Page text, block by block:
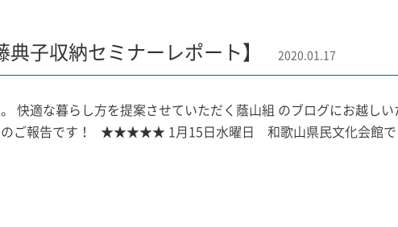
典子収納セミナーレポート】 2020.01.17
快適な暮らし方を提案させていただく蔭山組 のブログにお越し
のご報告です！ ★★★★★ 1月15日水曜日 和歌山県民文化会館で